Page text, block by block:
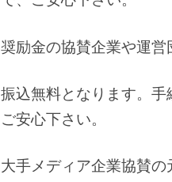
奨励金の協賛企業や運営
振込無料となります。
ご安心下さい。
大手メディア企業協賛